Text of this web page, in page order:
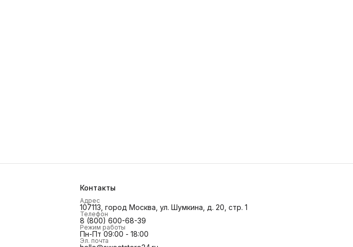
Контакты
Адрес
107113, город Москва, ул. Шумкина, д. 20, стр. 1
Телефон
8 (800) 600-68-39
Режим работы
Пн-Пт 09:00 - 18:00
Эл. почта